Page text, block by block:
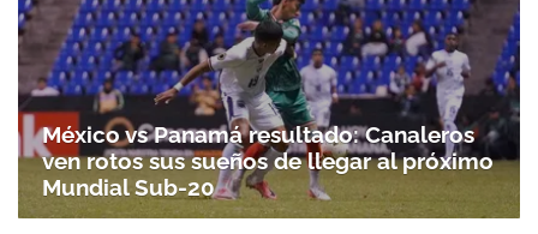
México vs Panamá resultado: Canaleros
ven rotos sus sueños de llegar al próximo
Mundial Sub-20